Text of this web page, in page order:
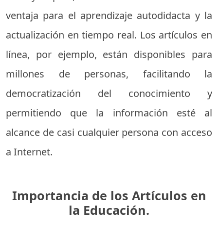
ventaja para el aprendizaje autodidacta y la
actualización en tiempo real. Los artículos en
línea, por ejemplo, están disponibles para
millones de personas, facilitando la
democratización del conocimiento y
permitiendo que la información esté al
alcance de casi cualquier persona con acceso
a Internet.
Importancia de los Artículos en
la Educación.